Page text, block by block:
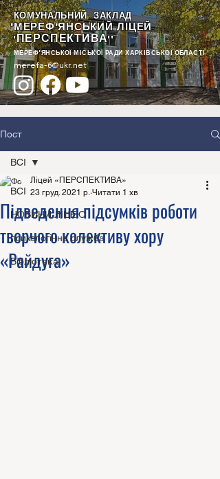
КОМУНАЛЬНИЙ ЗАКЛАД
"МЕРЕФ'ЯНСЬКИЙ ЛІЦЕЙ
"ПЕРСПЕКТИВА""
МЕРЕФ'ЯНСЬКОЇ МІСЬКОЇ РАДИ ХАРКІВСЬКОЇ ОБЛАСТІ
merefa-6@ukr.net
Пост
ВСІ
НОВИНИ ЛІЦЕЮ
психологічна служба
Бібліотека
ВСІ
Підведення підсумків роботи
творчого колективу хору
«Райдуга»
Ліцей «ПЕРСПЕКТИВА»
23 груд. 2021 р. Читати 1 хв